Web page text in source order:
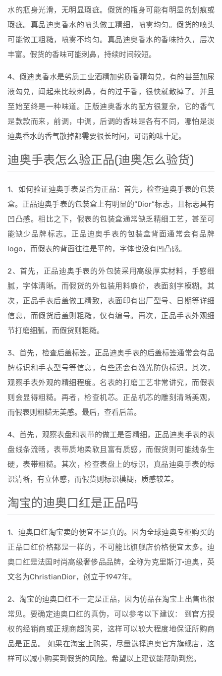
水的瓶身光滑，无明显瑕疵。假货的瓶身可能有明显的划痕或
瑕疵。真品迪奥香水的喷头做工精细，喷雾均匀。假货的喷头
可能做工粗糙，喷雾不均匀。真品迪奥香水的香味持久，层次
丰富。假货的香味可能刺鼻，持续时间较短。
4、假迪奥香水是劣质工业酒精加劣质香精勾兑，有的甚至加尿
液勾兑，闻起来比较刺鼻，有的过于香，很快就散掉了。并且
至始至终是一种味道。正版迪奥香水的配方很复杂，它的香气
是款款而来，前调，中调，后调的香味是各有不同，哪怕是淡
迪奥香水的香气散掉都需要很长时间，可谓韵味十足。
迪奥手表怎么验正品(迪奥怎么验货)
1、如何验证迪奥手表是否为正品：首先，检查迪奥手表的包装
盒。正品迪奥手表的包装盒上有明显的“Dior”标志，且标志具有
凹凸感。相比之下，假表的包装盒通常缺乏精细工艺，甚至可
能缺少品牌标志。正品迪奥手表的包装盒背面通常会有品牌
logo，而假表的背面往往是平的，字体也没有凹凸感。
2、首先，正品迪奥手表的外包装采用高级厚实材料，手感细
腻，字体清晰。而假货的外包装用料廉价，表面刻字模糊。其
次，正品手表后盖做工精致，表面印有出厂型号、日期等详细
信息，而假货后盖则粗糙，仅有编号。再次，正品手表外观细
节打磨细腻，而假货则粗糙。
3、首先，检查后盖标签。正品迪奥手表的后盖标签通常会有品
牌标识和手表型号等信息，有些还会有激光防伪标识。其次，
观察手表外观的精细程度。名表的打磨工艺非常讲究，而假表
则会显得粗糙。再者，检查机芯。正品机芯的雕刻清晰美观，
而假表则粗糙无美感。最后，查看后盖。
4、首先，观察表盘和表带的做工是否精细，正品迪奥手表的表
盘线条流畅，表带质地柔软且富有质感，而假货则可能线条生
硬，表带粗糙。其次，检查表盘上的标识，真品迪奥手表的标
识清晰，有立体感，而假货则标识模糊，质感较差。
淘宝的迪奥口红是正品吗
1、迪奥口红淘宝卖的便宜不是真的。因为全球迪奥专柜购买的
正品口红价格都是一样的，不可能比旗舰店价格便宜太多。迪
奥口红是法国时尚高级奢侈品品牌，全称为克里斯汀·迪奥，英
文名为ChristianDior，创立于1947年。
2、淘宝的迪奥口红不一定是正品，因为仿品在淘宝上出售也很
常见。要确定迪奥口红的真伪，可以参考以下建议： 到官方授
权的经销商或正规商超购买，这样可以较大程度地保证所购商
品是正品。 如果在淘宝上购买，尽量选择迪奥官方旗舰店，这
样可以减小购买到假货的风险。希望以上建议能帮助到您。